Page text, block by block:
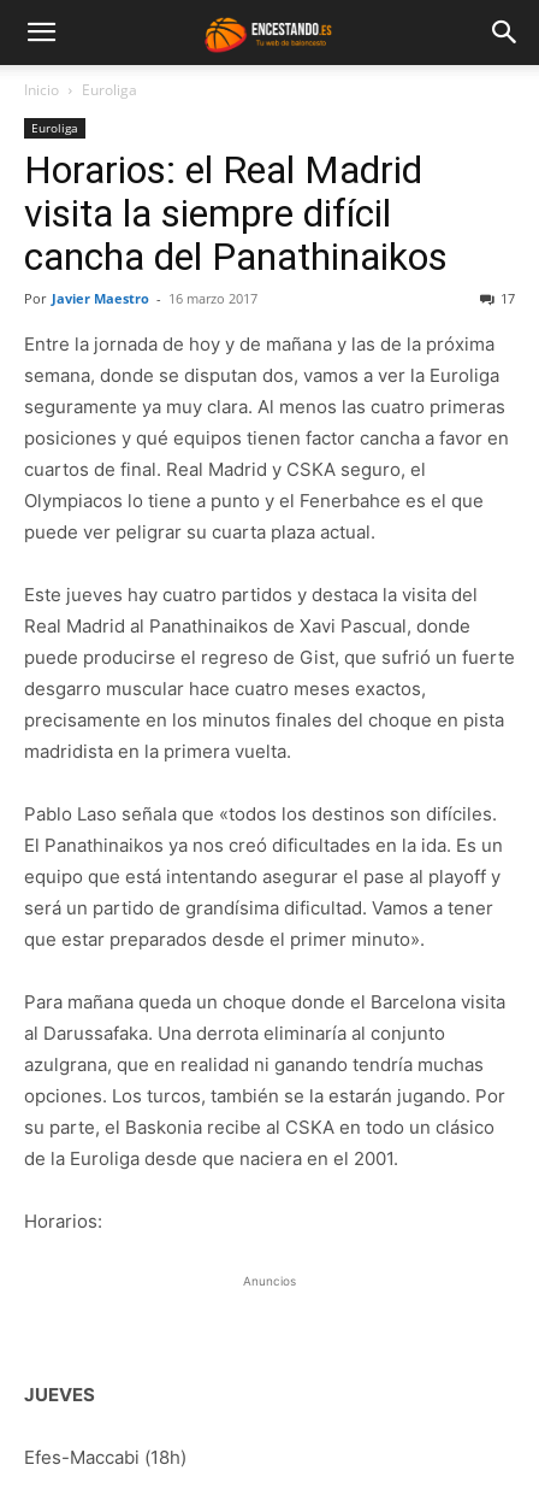
Inicio Euroliga
Euroliga
Horarios: el Real Madrid
visita la siempre difícil
cancha del Panathinaikos
Por Javier Maestro - 16 marzo 2017 17
Entre la jornada de hoy y de mañana y las de la próxima
semana, donde se disputan dos, vamos a ver la Euroliga
seguramente ya muy clara. Al menos las cuatro primeras
posiciones y qué equipos tienen factor cancha a favor en
cuartos de final. Real Madrid y CSKA seguro, el
Olympiacos lo tiene a punto y el Fenerbahce es el que
puede ver peligrar su cuarta plaza actual.
Este jueves hay cuatro partidos y destaca la visita del
Real Madrid al Panathinaikos de Xavi Pascual, donde
puede producirse el regreso de Gist, que sufrió un fuerte
desgarro muscular hace cuatro meses exactos,
precisamente en los minutos finales del choque en pista
madridista en la primera vuelta.
Pablo Laso señala que «todos los destinos son difíciles.
El Panathinaikos ya nos creó dificultades en la ida. Es un
equipo que está intentando asegurar el pase al playoff y
será un partido de grandísima dificultad. Vamos a tener
que estar preparados desde el primer minuto».
Para mañana queda un choque donde el Barcelona visita
al Darussafaka. Una derrota eliminaría al conjunto
azulgrana, que en realidad ni ganando tendría muchas
opciones. Los turcos, también se la estarán jugando. Por
su parte, el Baskonia recibe al CSKA en todo un clásico
de la Euroliga desde que naciera en el 2001.
Horarios:
Anuncios
JUEVES
Efes-Maccabi (18h)